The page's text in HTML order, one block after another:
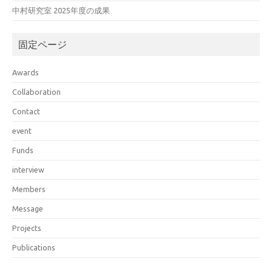
中村研究室 2025年度の成果
固定ページ
Awards
Collaboration
Contact
event
Funds
interview
Members
Message
Projects
Publications